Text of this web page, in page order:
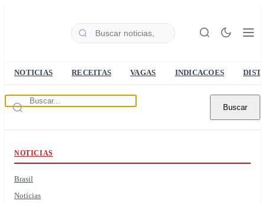
NOTICIAS RECEITAS VAGAS INDICACOES
Buscar
NOTICIAS
Brasil
Notícias